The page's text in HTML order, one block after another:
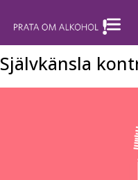
Självkänsla